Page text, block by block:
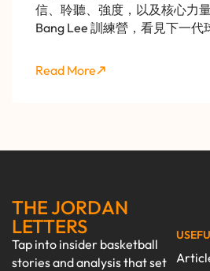
信、聆聽、強度，以及核心力
Bang Lee 訓練營，看見下一代
Read More
THE JORDAN
LETTERS
Tap into insider basketball
stories and analysis that set